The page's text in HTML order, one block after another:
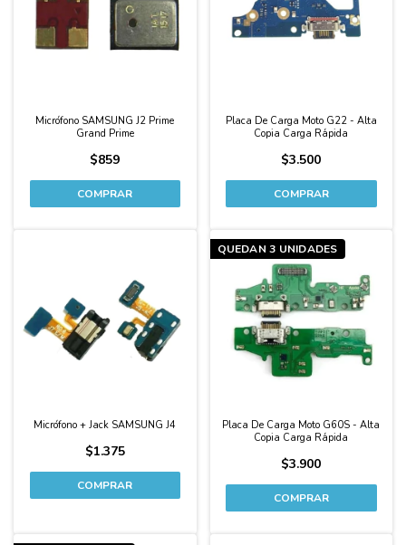
Micrófono SAMSUNG J2 Prime
Grand Prime
$859
Placa De Carga Moto G22 - Alta
Copia Carga Rápida
$3.500
Micrófono + Jack SAMSUNG J4
$1.375
QUEDAN 3 UNIDADES
Placa De Carga Moto G60S - Alta
Copia Carga Rápida
$3.900